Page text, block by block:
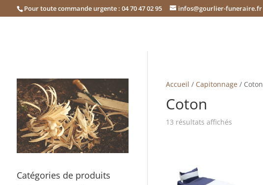
Pour toute commande urgente : 04 70 47 02 95 infos@gourlier-funeraire.fr
Accueil / Capitonnage / Coton
Coton
13 résultats affichés
Catégories de produits